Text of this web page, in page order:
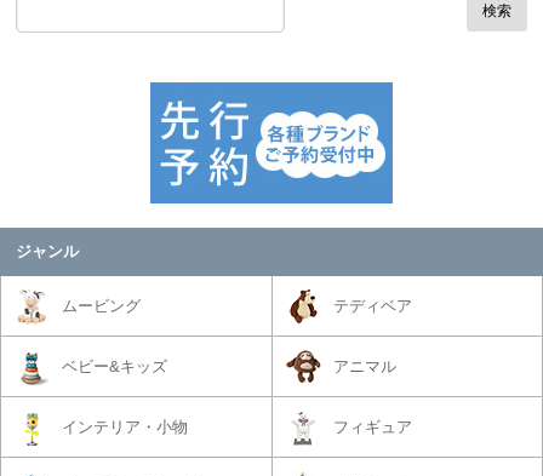
検索
ジャンル
ムービング テディベア
ベビー&キッズ アニマル
インテリア・小物 フィギュア